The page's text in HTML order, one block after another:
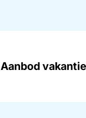
Aanbod